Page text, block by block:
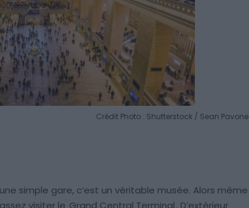
Crédit Photo : Shutterstock / Sean Pavone
simple gare, c’est un véritable musée. Alors même
visiter le Grand Central Terminal. D’extérieur